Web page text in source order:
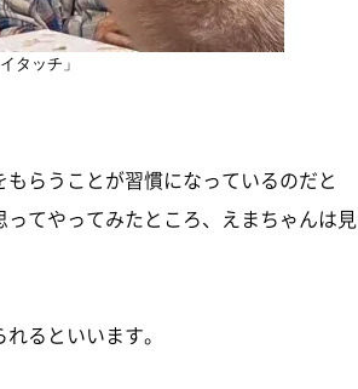
タッチ」
らうことが習慣になっているのだと
ってやってみたところ、えまちゃんは見
るといいます。